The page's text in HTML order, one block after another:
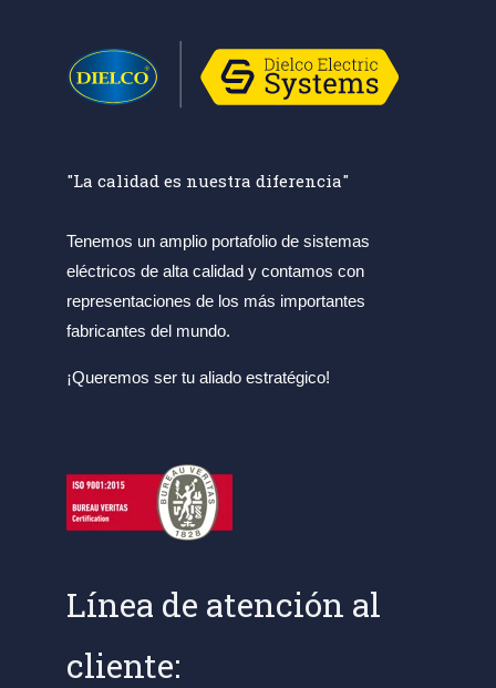
"La calidad es nuestra diferencia"
Tenemos un amplio portafolio de sistemas
eléctricos de alta calidad y contamos con
representaciones de los más importantes
fabricantes del mundo.
¡Queremos ser tu aliado estratégico!
Línea de atención al
cliente: